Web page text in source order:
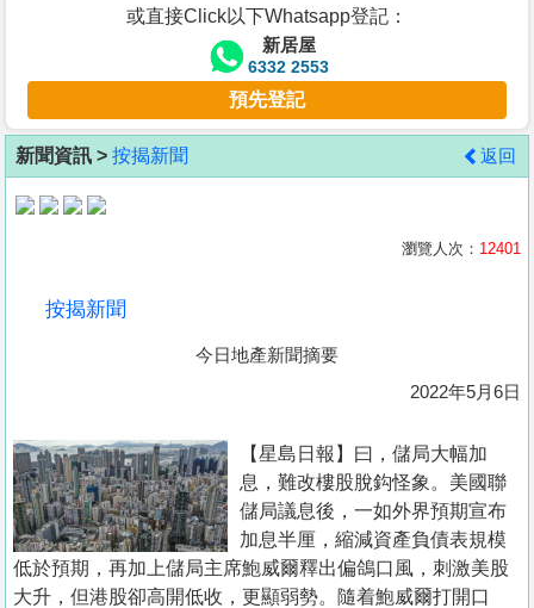
客
地
產
置
業
手
冊
或直接Click以下Whatsapp登記：
新居屋
6332 2553
預先登記
新聞資訊 > 按揭新聞 返回
瀏覽人次： 12401
按揭新聞
今日地產新聞摘要
2022年5月6日
【星島日報】曰，儲局大幅加
息，難改樓股脫鈎怪象。美國聯
儲局議息後，一如外界預期宣布
加息半厘，縮減資產負債表規模
低於預期，再加上儲局主席鮑威爾釋出偏鴿口風，刺激美股
大升，但港股卻高開低收，更顯弱勢。隨着鮑威爾打開口